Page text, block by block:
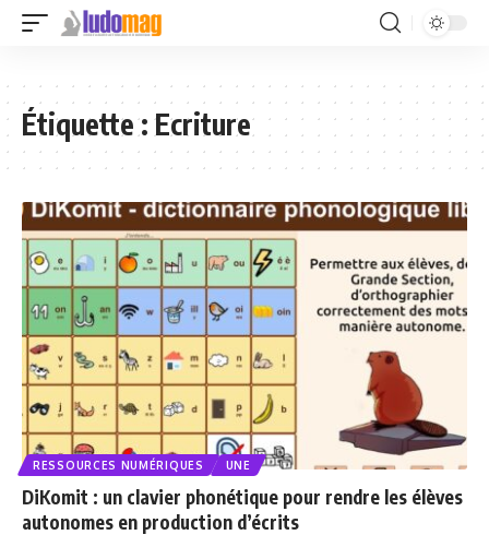
Étiquette :Ecriture
RESSOURCES NUMÉRIQUES UNE
DiKomit : un clavier phonétique pour rendre les élèves
autonomes en production d’écrits